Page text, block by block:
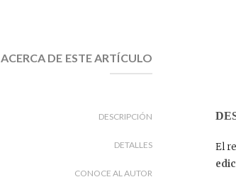
ACERCA DE ESTE ARTÍCULO
DESCRIPCIÓN
DETALLES
CONOCE AL AUTOR
El